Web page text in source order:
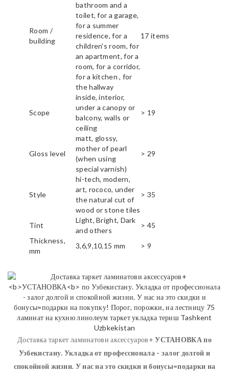
Room /
building
bathroom and a
toilet, for a garage,
for a summer
residence, for a
children's room, for
an apartment, for a
room, for a corridor,
for a kitchen , for
the hallway
17 items
Scope
inside, interior,
under a canopy or
balcony, walls or
ceiling
> 19
Gloss level
matt, glossy,
mother of pearl
(when using
special varnish)
> 29
Style
hi-tech, modern,
art, rococo, under
the natural cut of
wood or stone tiles
> 35
Tint
Light, Bright, Dark
and others
> 45
Thickness,
mm
3,6,9,10,15 mm > 9
Доставка таркет ламинатови аксессуаров+УСТАНОВКАпо
Узбекистану. Укладка от профессионала - залог долгой и
спокойной жизни. У нас на это скидки и бонусы=подарки на